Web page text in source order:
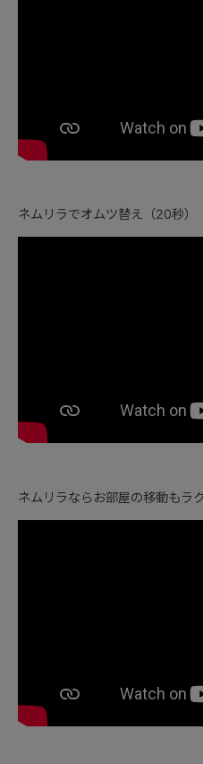
ネムリラでオムツ替え（20秒）
ネムリラならお部屋の移動もラ